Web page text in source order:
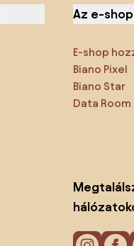
Az e-
E-shop
Biano Pixel
Biano Star
Data Room